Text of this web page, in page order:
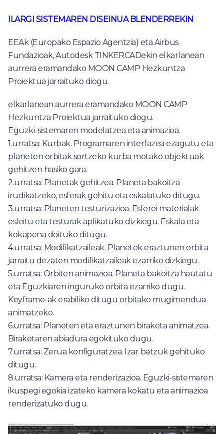
ILARGI SISTEMAREN DISEINUA BLENDERREKIN
EEAk (Europako Espazio Agentzia) eta Airbus
Fundazioak, Autodesk TINKERCADekin elkarlanean
aurrera eramandako MOON CAMP Hezkuntza
Proiektua jarraituko diogu.
elkarlanean aurrera eramandako MOON CAMP
Hezkuntza Proiektua jarraituko diogu.
Eguzki-sistemaren modelatzea eta animazioa.
1.urratsa: Kurbak. Programaren interfazea ezagutu eta
planeten orbitak sortzeko kurba motako objektuak
gehitzen hasiko gara.
2.urratsa: Planetak gehitzea. Planeta bakoitza
irudikatzeko, esferak gehitu eta eskalatuko ditugu.
3.urratsa: Planeten testurizazioa. Esferei materialak
esleitu eta testurak aplikatuko dizkiegu. Eskala eta
kokapena doituko ditugu.
4.urratsa: Modifikatzaileak. Planetek eraztunen orbita
jarraitu dezaten modifikatzaileak ezarriko dizkiegu.
5.urratsa: Orbiten animazioa. Planeta bakoitza hautatu
eta Eguzkiaren inguruko orbita ezarriko dugu.
Keyframe-ak erabiliko ditugu orbitako mugimendua
animatzeko.
6.urratsa: Planeten eta eraztunen biraketa animatzea.
Biraketaren abiadura egokituko dugu.
7.urratsa: Zerua konfiguratzea. Izar batzuk gehituko
ditugu.
8.urratsa: Kamera eta renderizazioa. Eguzki-sistemaren
ikuspegi egokia izateko kamera kokatu eta animazioa
renderizatuko dugu.